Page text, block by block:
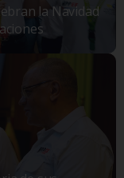
la Navidad